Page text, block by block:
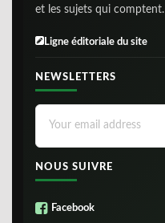
et les sujets qui comptent.
Ligne éditoriale du site
NEWSLETTERS
NOUS SUIVRE
Facebook